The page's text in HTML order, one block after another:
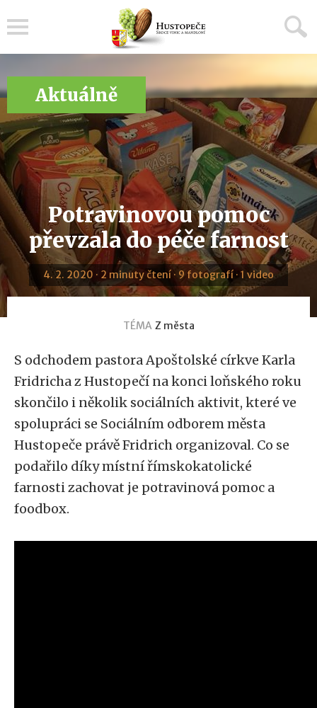
Aktuálně
Potravinovou pomoc
převzala do péče farnost
4. 2. 2020 · 2 minuty čtení · 9 fotografí · 1 video
TÉMA Z města
S odchodem pastora Apoštolské církve Karla
Fridricha z Hustopečí na konci loňského roku
skončilo i několik sociálních aktivit, které ve
spolupráci se Sociálním odborem města
Hustopeče právě Fridrich organizoval. Co se
podařilo díky místní římskokatolické
farnosti zachovat je potravinová pomoc a
foodbox.